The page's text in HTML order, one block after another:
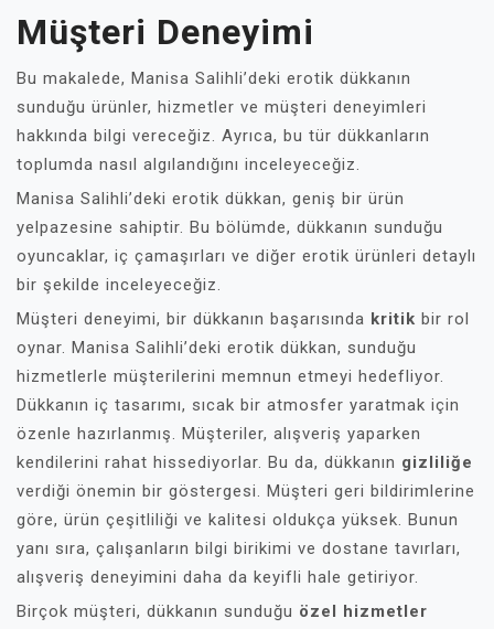
Müşteri Deneyimi
Bu makalede, Manisa Salihli’deki erotik dükkanın
sunduğu ürünler, hizmetler ve müşteri deneyimleri
hakkında bilgi vereceğiz. Ayrıca, bu tür dükkanların
toplumda nasıl algılandığını inceleyeceğiz.
Manisa Salihli’deki erotik dükkan, geniş bir ürün
yelpazesine sahiptir. Bu bölümde, dükkanın sunduğu
oyuncaklar, iç çamaşırları ve diğer erotik ürünleri detaylı
bir şekilde inceleyeceğiz.
Müşteri deneyimi, bir dükkanın başarısında kritik bir rol
oynar. Manisa Salihli’deki erotik dükkan, sunduğu
hizmetlerle müşterilerini memnun etmeyi hedefliyor.
Dükkanın iç tasarımı, sıcak bir atmosfer yaratmak için
özenle hazırlanmış. Müşteriler, alışveriş yaparken
kendilerini rahat hissediyorlar. Bu da, dükkanın gizliliğe
verdiği önemin bir göstergesi. Müşteri geri bildirimlerine
göre, ürün çeşitliliği ve kalitesi oldukça yüksek. Bunun
yanı sıra, çalışanların bilgi birikimi ve dostane tavırları,
alışveriş deneyimini daha da keyifli hale getiriyor.
Birçok müşteri, dükkanın sunduğu özel hizmetler